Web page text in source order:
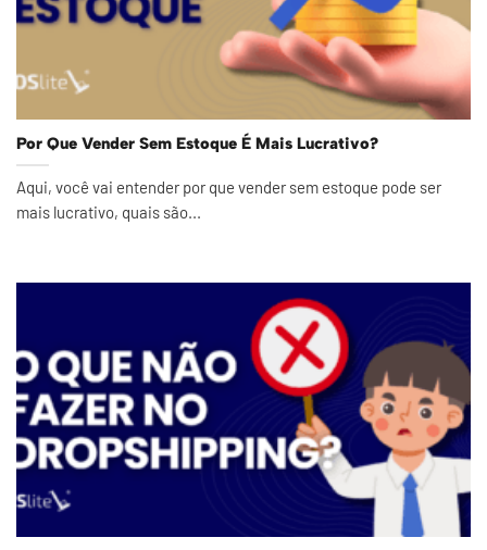
Por Que Vender Sem Estoque É Mais Lucrativo?
Aqui, você vai entender por que vender sem estoque pode ser
mais lucrativo, quais são...